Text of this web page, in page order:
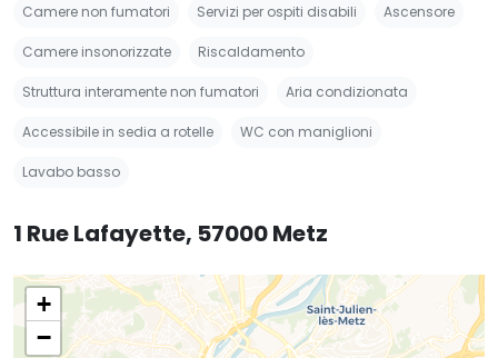
Camere non fumatori Servizi per ospiti disabili Ascensore
Camere insonorizzate Riscaldamento
Struttura interamente non fumatori Aria condizionata
Accessibile in sedia a rotelle WC con maniglioni
Lavabo basso
1 Rue Lafayette, 57000 Metz
+
−